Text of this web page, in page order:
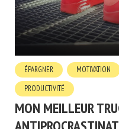
ÉPARGNER MOTIVATION
PRODUCTIVITÉ
MON MEILLEUR